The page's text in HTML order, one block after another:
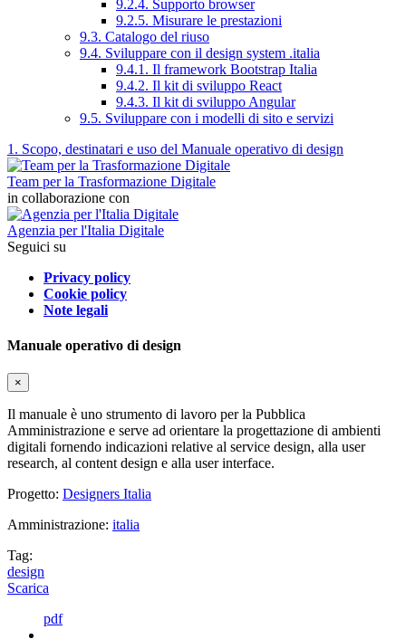
9.2.4. Supporto browser
9.2.5. Misurare le prestazioni
9.3. Catalogo del riuso
9.4. Sviluppare con il design system .italia
9.4.1. Il framework Bootstrap Italia
9.4.2. Il kit di sviluppo React
9.4.3. Il kit di sviluppo Angular
9.5. Sviluppare con i modelli di sito e servizi
1. Scopo, destinatari e uso del Manuale operativo di design
Team per la Trasformazione Digitale
in collaborazione con
Agenzia per l'Italia Digitale
Seguici su
Privacy policy
Cookie policy
Note legali
Manuale operativo di design
×
Il manuale è uno strumento di lavoro per la Pubblica
Amministrazione e serve ad orientare la progettazione di ambienti
digitali fornendo indicazioni relative al service design, alla user
research, al content design e alla user interface.
Progetto: Designers Italia
Amministrazione: italia
Tag:
design
Scarica
pdf